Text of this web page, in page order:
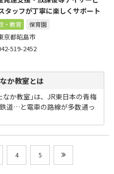
タッフが丁寧に楽しくサポート
・教育 保育園
京都昭島市
519-2452
か教室とは
か教室｣は、JR東日本の青梅
道…と電車の路線が多数通っ
4 5